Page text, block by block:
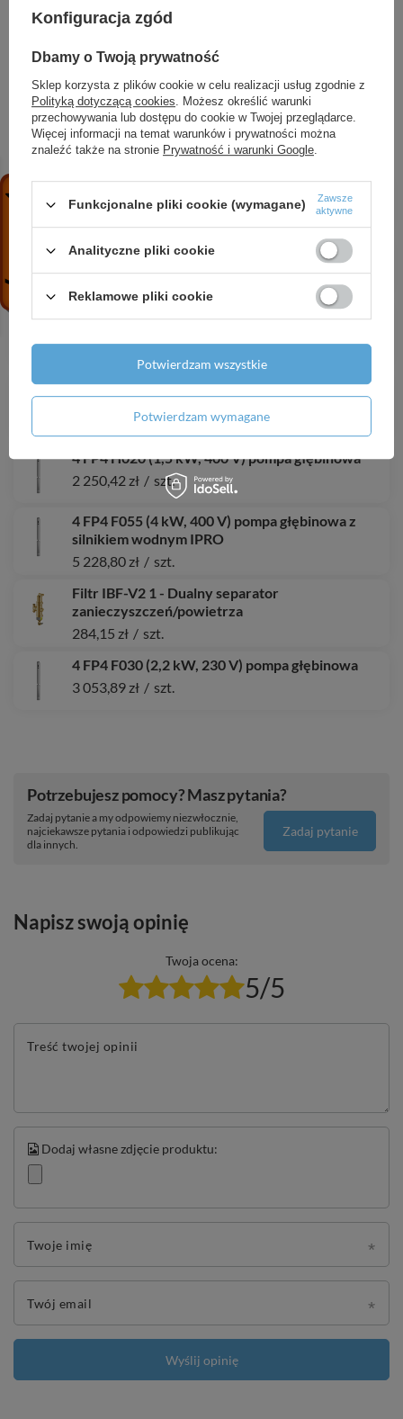
Symbol 000418
ZOBACZ RÓWNIEŻ
CVI 10-8 T (3 kW, 400 V) pompa pionowa
3 587,74 zł / szt.
Wąż ogrodowy IBO GARDEN 3/4 / 20m
53,54 zł / szt.
4 SPINOX 10-13 (3 kW, 400 V) pompa głębinowa
z silnikiem IBO ITALY
3 791,67 zł / szt.
4 FP4 H020 (1,5 kW, 400 V) pompa głębinowa
2 250,42 zł / szt.
4 FP4 F055 (4 kW, 400 V) pompa głębinowa z
silnikiem wodnym IPRO
5 228,80 zł / szt.
Filtr IBF-V2 1 - Dualny separator
zanieczyszczeń/powietrza
284,15 zł / szt.
4 FP4 F030 (2,2 kW, 230 V) pompa głębinowa
3 053,89 zł / szt.
Potrzebujesz pomocy? Masz pytania?
Zadaj pytanie a my odpowiemy niezwłocznie,
najciekawsze pytania i odpowiedzi publikując
dla innych.
Zadaj pytanie
Napisz swoją opinię
Twoja ocena:
5/5
Treść twojej opinii
Dodaj własne zdjęcie produktu:
Twoje imię
Twój email
Wyślij opinię
Konfiguracja zgód
Dbamy o Twoją prywatność
Sklep korzysta z plików cookie w celu realizacji usług zgodnie z
Polityką dotyczącą cookies. Możesz określić warunki
przechowywania lub dostępu do cookie w Twojej przeglądarce.
Więcej informacji na temat warunków i prywatności można
znaleźć także na stronie Prywatność i warunki Google.
Funkcjonalne pliki cookie (wymagane)
Zawsze
aktywne
Analityczne pliki cookie
Reklamowe pliki cookie
Potwierdzam wymagane
Potwierdzam wszystkie